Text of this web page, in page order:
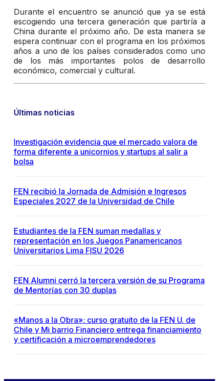
Durante el encuentro se anunció que ya se está
escogiendo una tercera generación que partiría a
China durante el próximo año. De esta manera se
espera continuar con el programa en los próximos
años a uno de los países considerados como uno
de los más importantes polos de desarrollo
económico, comercial y cultural.
Últimas noticias
Investigación evidencia que el mercado valora de
forma diferente a unicornios y startups al salir a
bolsa
FEN recibió la Jornada de Admisión e Ingresos
Especiales 2027 de la Universidad de Chile
Estudiantes de la FEN suman medallas y
representación en los Juegos Panamericanos
Universitarios Lima FISU 2026
FEN Alumni cerró la tercera versión de su Programa
de Mentorías con 30 duplas
«Manos a la Obra»: curso gratuito de la FEN U. de
Chile y Mi barrio Financiero entrega financiamiento
y certificación a microemprendedores